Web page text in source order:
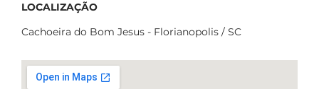
LOCALIZAÇÃO
Cachoeira do Bom Jesus - Florianopolis / SC